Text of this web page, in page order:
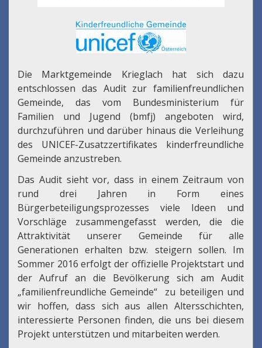
Die Marktgemeinde Krieglach hat sich dazu
entschlossen das Audit zur familienfreundlichen
Gemeinde, das vom Bundesministerium für
Familien und Jugend (bmfj) angeboten wird,
durchzuführen und darüber hinaus die Verleihung
des UNICEF-Zusatzzertifikates kinderfreundliche
Gemeinde anzustreben.
Das Audit sieht vor, dass in einem Zeitraum von
rund drei Jahren in Form eines
Bürgerbeteiligungsprozesses viele Ideen und
Vorschläge zusammengefasst werden, die die
Attraktivität unserer Gemeinde für alle
Generationen erhalten bzw. steigern sollen. Im
Sommer 2016 erfolgt der offizielle Projektstart und
der Aufruf an die Bevölkerung sich am Audit
„familienfreundliche Gemeinde“ zu beteiligen und
wir hoffen, dass sich aus allen Altersschichten,
interessierte Personen finden, die uns bei diesem
Projekt unterstützen und mitarbeiten werden.